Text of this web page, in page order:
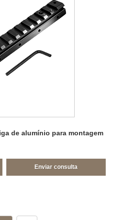
de alumínio para montagem
Enviar consulta